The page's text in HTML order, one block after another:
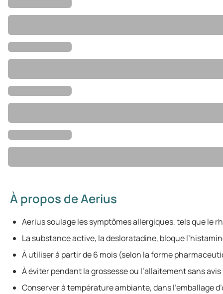
À propos de Aerius
Aerius soulage les symptômes allergiques, tels que le
La substance active, la desloratadine, bloque
À utiliser à partir de 6 mois (selon la forme
À éviter pendant la grossesse ou l’allaitement sans
Conserver à température ambiante, dans l’emballage